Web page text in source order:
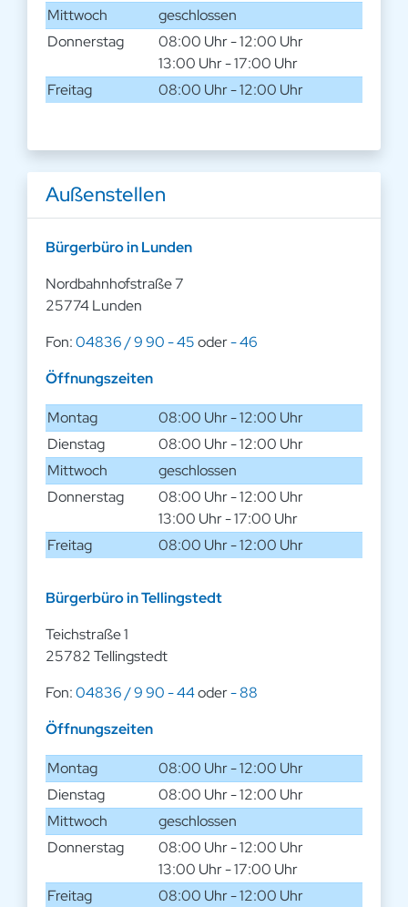
Mittwoch
geschlossen
Donnerstag
08:00 Uhr - 12:00 Uhr
13:00 Uhr - 17:00 Uhr
Freitag
08:00 Uhr - 12:00 Uhr
Außenstellen
Bürgerbüro in Lunden
Nordbahnhofstraße 7
25774 Lunden
Fon:04836 / 9 90 - 45oder- 46
Öffnungszeiten
Montag
08:00 Uhr - 12:00 Uhr
Dienstag
08:00 Uhr - 12:00 Uhr
Mittwoch
geschlossen
Donnerstag
08:00 Uhr - 12:00 Uhr
13:00 Uhr - 17:00 Uhr
Freitag
08:00 Uhr - 12:00 Uhr
Bürgerbüro in Tellingstedt
Teichstraße 1
25782 Tellingstedt
Fon:04836 / 9 90 - 44oder- 88
Öffnungszeiten
Montag
08:00 Uhr - 12:00 Uhr
Dienstag
08:00 Uhr - 12:00 Uhr
Mittwoch
geschlossen
Donnerstag
08:00 Uhr - 12:00 Uhr
13:00 Uhr - 17:00 Uhr
Freitag
08:00 Uhr - 12:00 Uhr